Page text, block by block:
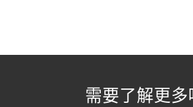
需要了解更多